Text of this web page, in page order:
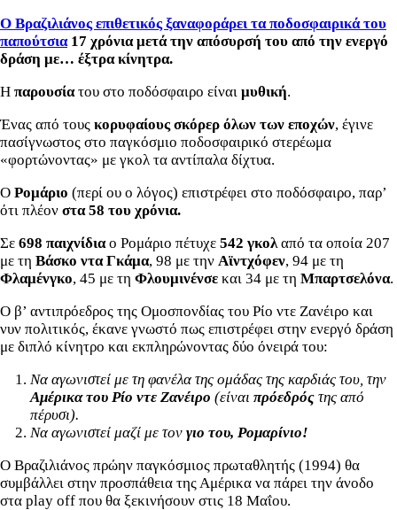
Ο Βραζιλιάνος επιθετικός ξαναφοράρει τα ποδοσφαιρικά του
παπούτσια17 χρόνια μετά την απόσυρσή του από την ενεργό
δράση με… έξτρα κίνητρα.
Η παρουσίατου στο ποδόσφαιρο είναι μυθική.
Ένας από τους κορυφαίους σκόρερ όλων των εποχών, έγινε
πασίγνωστος στο παγκόσμιο ποδοσφαιρικό στερέωμα
«φορτώνοντας» με γκολ τα αντίπαλα δίχτυα.
Ο Ρομάριο (περί ου ο λόγος) επιστρέφει στο ποδόσφαιρο, παρ’
ότι πλέον στα 58 του χρόνια.
Σε 698 παιχνίδιαο Ρομάριο πέτυχε 542 γκολαπό τα οποία 207
με τη Βάσκο ντα Γκάμα, 98 με την Αϊντχόφεν, 94 με τη
Φλαμένγκο, 45 με τη Φλουμινένσε και 34 με τη Μπαρτσελόνα.
Ο β’ αντιπρόεδρος της Ομοσπονδίας του Ρίο ντε Ζανέιρο και
νυν πολιτικός, έκανε γνωστό πως επιστρέφει στην ενεργό δράση
με διπλό κίνητρο και εκπληρώνοντας δύο όνειρά του:
Να αγωνιστεί με τη φανέλα της ομάδας της καρδιάς του, την
Αμέρικα του Ρίο ντε Ζανέιρο (είναι πρόεδρός της από
πέρυσι).
Να αγωνιστεί μαζί με τον γιο του, Ρομαρίνιο!
Ο Βραζιλιάνος πρώην παγκόσμιος πρωταθλητής (1994) θα
συμβάλλει στην προσπάθεια της Αμέρικα να πάρει την άνοδο
στα play off που θα ξεκινήσουν στις 18 Μαΐου.